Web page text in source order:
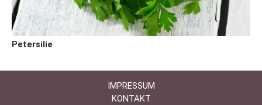
Petersilie
IMPRESSUM
KONTAKT